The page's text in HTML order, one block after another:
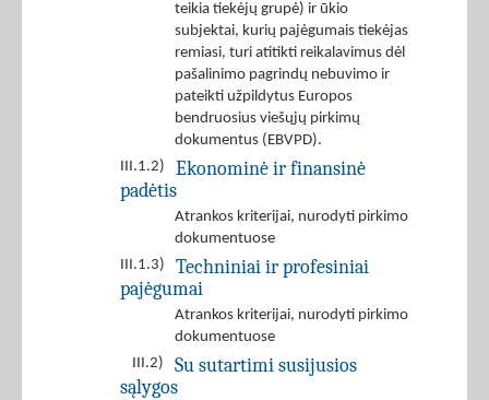
teikia tiekėjų grupė) ir ūkio
subjektai, kurių pajėgumais tiekėjas
remiasi, turi atitikti reikalavimus dėl
pašalinimo pagrindų nebuvimo ir
pateikti užpildytus Europos
bendruosius viešųjų pirkimų
dokumentus (EBVPD).
III.1.2)
Ekonominė ir finansinė
padėtis
Atrankos kriterijai, nurodyti pirkimo
dokumentuose
III.1.3)
Techniniai ir profesiniai
pajėgumai
Atrankos kriterijai, nurodyti pirkimo
dokumentuose
III.2)
Su sutartimi susijusios
sąlygos